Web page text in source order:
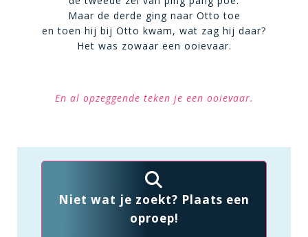
Maar de derde ging naar Otto toe
en toen hij bij Otto kwam, wat zag hij daar?
Het was zowaar een ooievaar.
En al opzeggende teken je een ooievaar.
Niet wat je zoekt? Plaats een
oproep!